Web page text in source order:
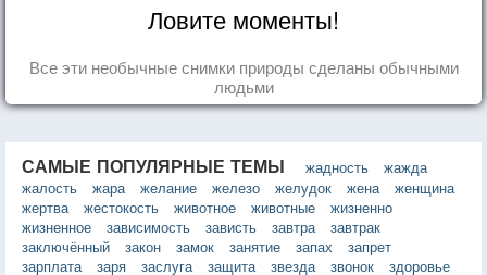
Ловите моменты!
Все эти необычные снимки природы сделаны обычными
людьми
САМЫЕ ПОПУЛЯРНЫЕ ТЕМЫ жадность
жажда
жалость
жара желание железо желудок жена
женщина
жертва
жестокость животное животные
жизненно
жизненное
зависимость зависть завтра
завтрак
заключённый
закон замок занятие запах
запрет
зарплата
заря заслуга защита звезда звонок
здоровье